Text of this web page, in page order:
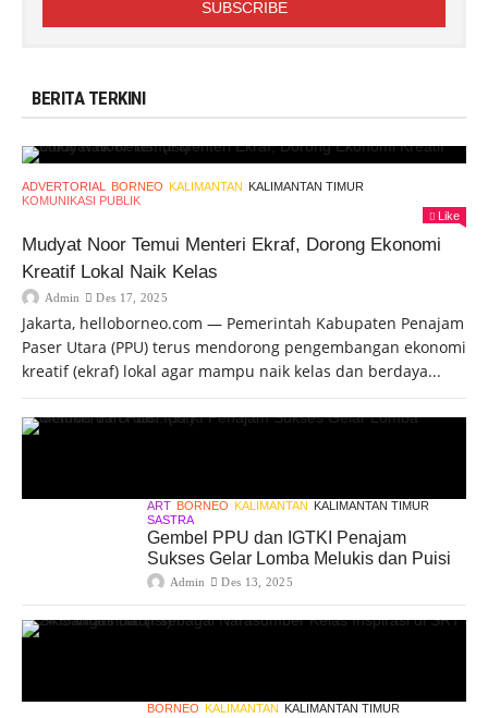
BERITA TERKINI
ADVERTORIAL BORNEO KALIMANTAN KALIMANTAN TIMUR
KOMUNIKASI PUBLIK
Like
Mudyat Noor Temui Menteri Ekraf, Dorong Ekonomi
Kreatif Lokal Naik Kelas
Admin Des 17, 2025
Jakarta, helloborneo.com — Pemerintah Kabupaten Penajam
Paser Utara (PPU) terus mendorong pengembangan ekonomi
kreatif (ekraf) lokal agar mampu naik kelas dan berdaya...
ART BORNEO KALIMANTAN KALIMANTAN TIMUR
SASTRA
Gembel PPU dan IGTKI Penajam
Sukses Gelar Lomba Melukis dan Puisi
Admin Des 13, 2025
BORNEO KALIMANTAN KALIMANTAN TIMUR